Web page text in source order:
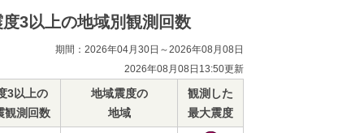
度3以上の地域別観測回数
期間：2026年04月30日～2026年08月08日
2026年08月08日13:50更新
3以上の
観測回数
地域震度の
地域
観測した
最大震度